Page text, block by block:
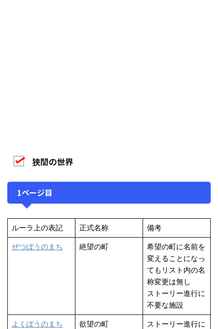
狭間の世界
1ページ目
ルーラ上の表記 正式名称 備考
ぜつぼうのまち 絶望の町
希望の町に名前を
変えることになっ
てもリスト内の名
称変更は無し
ストーリー進行に
不要な施設
よくぼうのまち 欲望の町
ストーリー進行に